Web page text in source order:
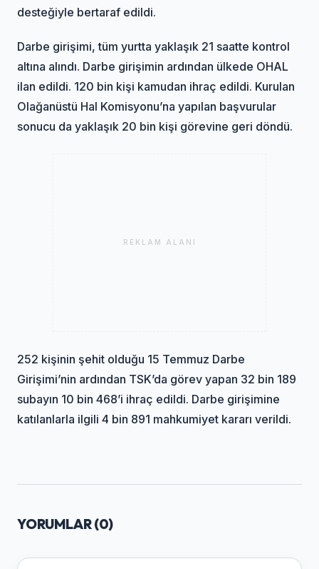
desteğiyle bertaraf edildi.
Darbe girişimi, tüm yurtta yaklaşık 21 saatte kontrol
altına alındı. Darbe girişimin ardından ülkede OHAL
ilan edildi. 120 bin kişi kamudan ihraç edildi. Kurulan
Olağanüstü Hal Komisyonu’na yapılan başvurular
sonucu da yaklaşık 20 bin kişi görevine geri döndü.
REKLAM ALANI
252 kişinin şehit olduğu 15 Temmuz Darbe
Girişimi’nin ardından TSK’da görev yapan 32 bin 189
subayın 10 bin 468’i ihraç edildi. Darbe girişimine
katılanlarla ilgili 4 bin 891 mahkumiyet kararı verildi.
YORUMLAR (0)